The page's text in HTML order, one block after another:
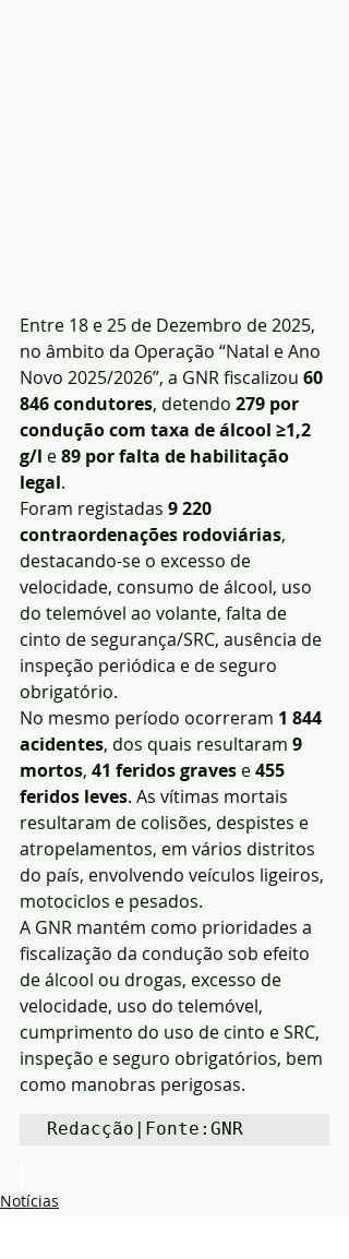
Entre 18 e 25 de Dezembro de 2025,
no âmbito da Operação “Natal e Ano
Novo 2025/2026”, a GNR fiscalizou 60
846 condutores, detendo 279 por
condução com taxa de álcool ≥1,2
g/l e 89 por falta de habilitação
legal.
Foram registadas 9 220
contraordenações rodoviárias,
destacando-se o excesso de
velocidade, consumo de álcool, uso
do telemóvel ao volante, falta de
cinto de segurança/SRC, ausência de
inspeção periódica e de seguro
obrigatório.
No mesmo período ocorreram 1 844
acidentes, dos quais resultaram 9
mortos, 41 feridos graves e 455
feridos leves. As vítimas mortais
resultaram de colisões, despistes e
atropelamentos, em vários distritos
do país, envolvendo veículos ligeiros,
motociclos e pesados.
A GNR mantém como prioridades a
fiscalização da condução sob efeito
de álcool ou drogas, excesso de
velocidade, uso do telemóvel,
cumprimento do uso de cinto e SRC,
inspeção e seguro obrigatórios, bem
como manobras perigosas.
Redacção|Fonte:GNR
Notícias